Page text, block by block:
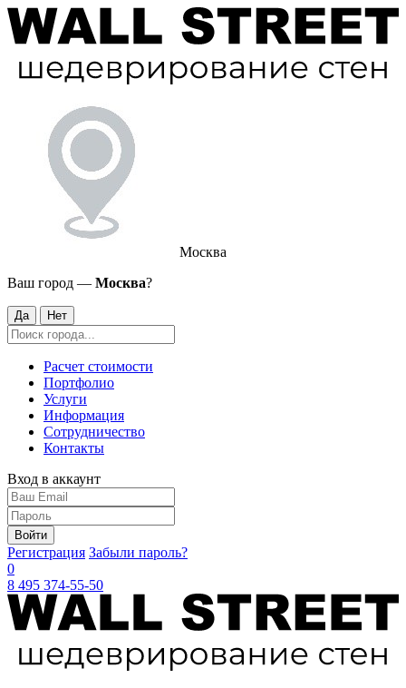
Москва
Ваш город — Москва?
Да Нет
Расчет стоимости
Портфолио
Услуги
Информация
Сотрудничество
Контакты
Вход в аккаунт
Войти
Регистрация Забыли пароль?
0
8 495 374-55-50